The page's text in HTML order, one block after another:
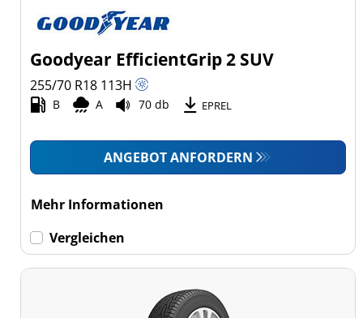
Goodyear EfficientGrip 2 SUV
255/70 R18 113H
B A 70 db EPREL
ANGEBOT ANFORDERN
Mehr Informationen
Vergleichen